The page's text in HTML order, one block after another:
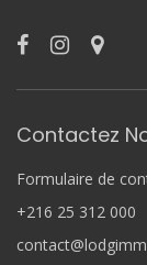
Contactez
Formulaire de
+216 25 312 000